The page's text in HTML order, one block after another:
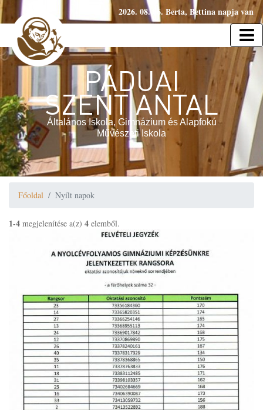
2026. 08. 06. Berta, Bettina napja van
PÁDUAI
SZENT ANTAL
Általános Iskola, Gimnázium és Alapfokú
Művészeti Iskola
Főoldal Nyílt napok
1-4 megjelenítése a(z) 4 elemből.